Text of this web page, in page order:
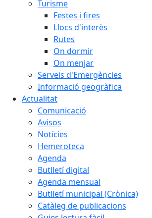
Turisme
Festes i fires
Llocs d'interès
Rutes
On dormir
On menjar
Serveis d'Emergències
Informació geogràfica
Actualitat
Comunicació
Avisos
Notícies
Hemeroteca
Agenda
Butlletí digital
Agenda mensual
Butlletí municipal (Crònica)
Catàleg de publicacions